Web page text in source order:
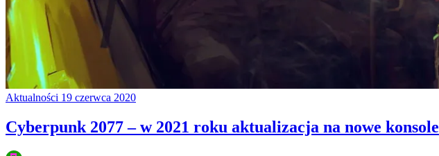
Aktualności 19 czerwca 2020
Cyberpunk 2077 – w 2021 roku aktualizacja na nowe konsole